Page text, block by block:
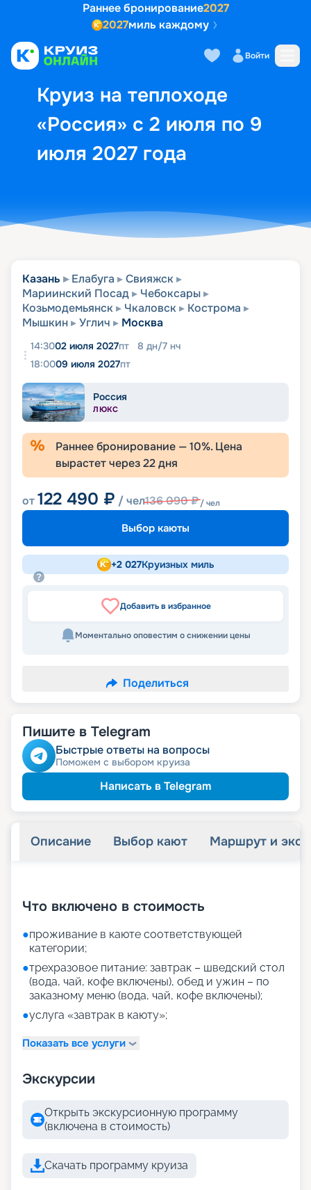
Раннее бронирование2027
2027миль каждому
Войти
Круиз на теплоходе
«Россия» с 2 июля по 9
июля 2027 года
Выбор кают Маршрут и
Казань Елабуга
Свияжск
Мариинский Посад
Чебоксары
Козьмодемьянск
Чкаловск
Кострома
Мышкин
Углич Москва
14:3002 июля 2027пт 8 дн/7 нч
18:0009 июля 2027пт
Россия
ЛЮКС
Раннее бронирование —10%. Цена
вырастет через22дня
от122 490 ₽ / чел136 090₽/ чел
Выбор каюты
+2 027Круизных миль
Добавить в избранное
Моментально оповестим о снижении цены
Поделиться
Пишите в Telegram
Быстрые ответы на вопросы
Поможем с выбором круиза
Написать в Telegram
Описание Выбор кают Маршрут и
Что включено в стоимость
●проживание в каюте соответствующей
категории;
●трехразовое питание: завтрак – шведский стол
(вода, чай, кофе включены), обед и ужин – по
заказному меню (вода, чай, кофе включены);
●услуга «завтрак в каюту»;
Показать все услуги
Экскурсии
Открыть экскурсионную программу
(включена в стоимость)
Скачать программу круиза